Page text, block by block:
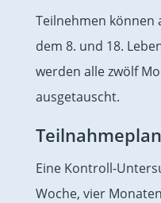
Teilnehmen können
dem 8. und 18.
werden alle zwölf
ausgetauscht.
Teilnahmeplan
Eine Kontroll-
Woche, vier